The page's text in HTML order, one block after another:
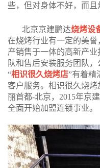
些，但对身体不好，而且
北京京建鹏达烧烤设
在烧烤行业有一定的美
产销售于一体的高新产
队和售后安装服务团队
“相识很久烧烤店”有着精
客户服务。相识很久烧
丽首都-北京，2015年京
全面开始加盟连锁事业。